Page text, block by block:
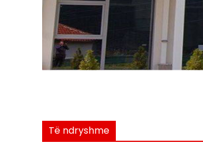
Të ndryshme